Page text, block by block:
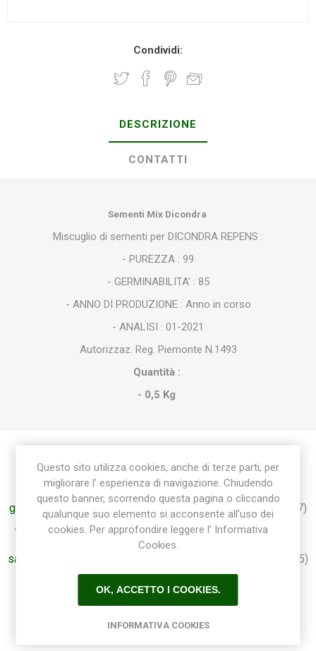
Condividi:
DESCRIZIONE
CONTATTI
Sementi Mix Dicondra
Miscuglio di sementi per DICONDRA REPENS :
- PUREZZA : 99
- GERMINABILITA' : 85
- ANNO DI PRODUZIONE : Anno in corso
- ANALISI : 01-2021
Autorizzaz. Reg. Piemonte N.1493
Quantità :
- 0,5 Kg
Etichetta del prodotto
giardino (101) giardinaggio (118) giardini (12) concime
(7)
,
produzione benza (7), concimi (7) , concime giardino
5kg (6),
sanremo
(5)
produzione (5), concime prato (5), dicondra
dicondra repens (1)
Questo sito utilizza cookies, anche di terze parti, per
migliorare l’ esperienza di navigazione. Chiudendo
questo banner, scorrendo questa pagina o cliccando
qualunque suo elemento si acconsente all’uso dei
cookies. Per approfondire leggere l’ Informativa
Cookies.
OK, ACCETTO I COOKIES.
INFORMATIVA COOKIES